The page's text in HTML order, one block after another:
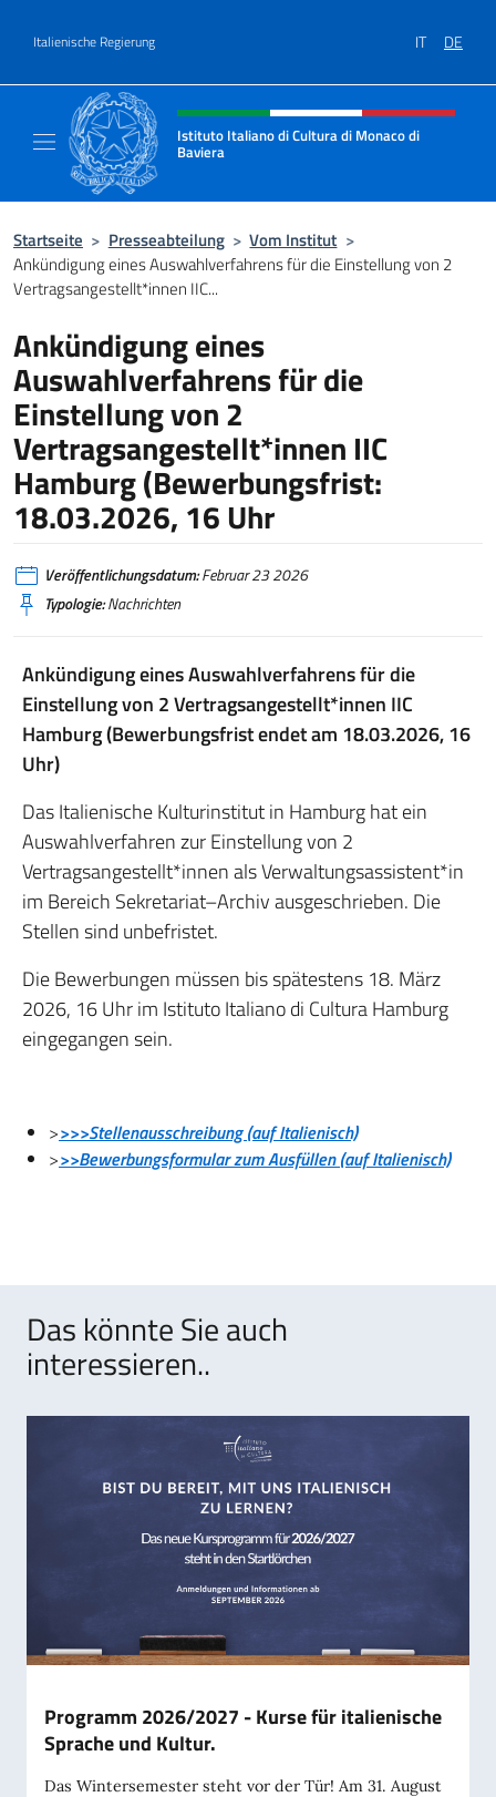
Italienische Regierung IT DE
Header-Site, Social und Menü
Istituto Italiano di Cultura di Monaco di
Baviera
Startseite > Presseabteilung > Vom Institut >
Ankündigung eines Auswahlverfahrens für die Einstellung von 2
Vertragsangestellt*innen IIC...
Ankündigung eines
Auswahlverfahrens für die
Einstellung von 2
Vertragsangestellt*innen IIC
Hamburg (Bewerbungsfrist:
18.03.2026, 16 Uhr
Veröffentlichungsdatum:Februar 23 2026
Typologie:Nachrichten
Ankündigung eines Auswahlverfahrens für die
Einstellung von 2 Vertragsangestellt*innen IIC
Hamburg (Bewerbungsfrist endet am 18.03.2026, 16
Uhr)
Das Italienische Kulturinstitut in Hamburg hat ein
Auswahlverfahren zur Einstellung von 2
Vertragsangestellt*innen als Verwaltungsassistent*in
im Bereich Sekretariat–Archiv ausgeschrieben. Die
Stellen sind unbefristet.
Die Bewerbungen müssen bis spätestens 18. März
2026, 16 Uhr im Istituto Italiano di Cultura Hamburg
eingegangen sein.
>>>>Stellenausschreibung (auf Italienisch)
>>>Bewerbungsformular zum Ausfüllen (auf Italienisch)
Das könnte Sie auch
interessieren..
Programm 2026/2027 - Kurse für italienische
Sprache und Kultur.
Das Wintersemester steht vor der Tür! Am 31. August